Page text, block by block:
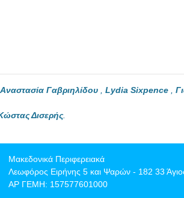
Αναστασία Γαβριηλίδου Lydia Sixpence
Δισερής.
Μακεδονικά Περιφερειακά
Λεωφόρος Ειρήνης 5 και Ψαρών - 182 33
ΑΡ ΓΕΜΗ: 157577601000